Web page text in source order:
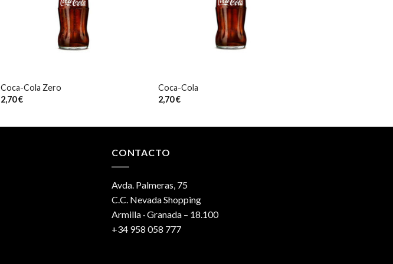
Coca-Cola Zero
2,70€
Coca-Cola
2,70€
CONTACTO
Avda. Palmeras, 75
C.C. Nevada Shopping
Armilla · Granada – 18.100
+34 958 058 777